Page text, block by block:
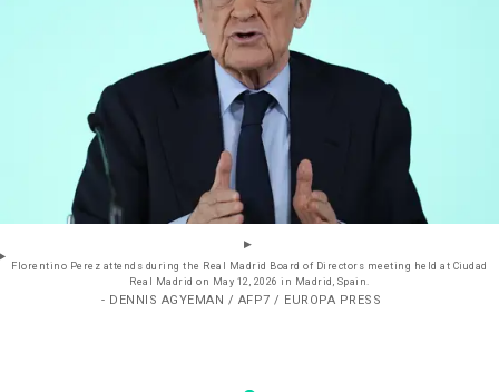
Florentino Perez attends during the Real Madrid Board of Directors meeting held at Ciudad
Real Madrid on May 12, 2026 in Madrid, Spain.
- DENNIS AGYEMAN / AFP7 / EUROPA PRESS